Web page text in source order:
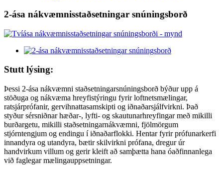
2-ása nákvæmnisstaðsetningar snúningsborð
Stutt lýsing:
Þessi 2-ása nákvæmni staðsetningarsnúningsborð býður upp á
stöðuga og nákvæma hreyfistýringu fyrir loftnetsmælingar,
ratsjárprófanir, gervihnattasamskipti og iðnaðarsjálfvirkni. Það
styður sérsniðnar hæðar-, lyfti- og skautunarhreyfingar með mikilli
burðargetu, mikilli staðsetningarnákvæmni, fjölmörgum
stjórntengjum og endingu í iðnaðarflokki. Hentar fyrir prófunarkerfi
innandyra og utandyra, bætir skilvirkni prófana, dregur úr
handvirkum villum og gerir kleift að samþætta hana óaðfinnanlega
við faglegar mælingauppsetningar.